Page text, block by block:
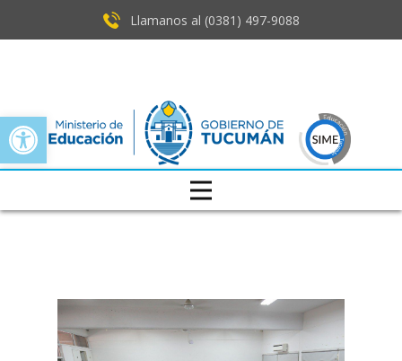
Open toolbar
Llamanos al (0381) ​497-9088